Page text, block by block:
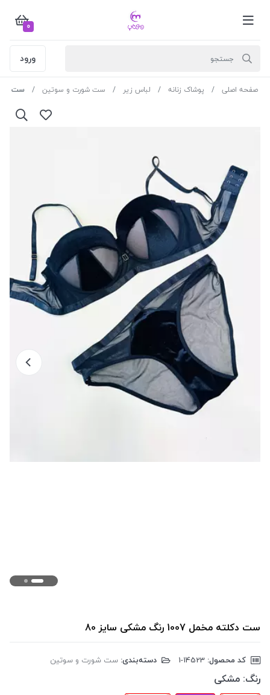
0
ورود
صفحه اصلی پوشاک زنانه لباس زیر ست شورت و سوتین ست دکلته مخمل
ست دکلته مخمل 1007 رنگ مشکی سایز 80
کد محصول: دسته‌بندی: ست شورت و سوتین
رنگ: مشکی